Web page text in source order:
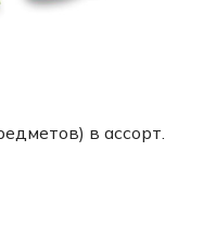
в ассорт.